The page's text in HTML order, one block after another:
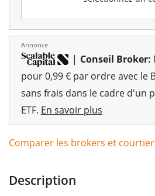
Annonce
| Conseil Broker:
pour 0,99 € par ordre avec le
sans frais dans le cadre d'un
ETF. En savoir plus
Comparer les brokers et
Description